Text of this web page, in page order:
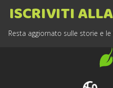
ISCRIVITI
Resta aggiornato sulle storie e